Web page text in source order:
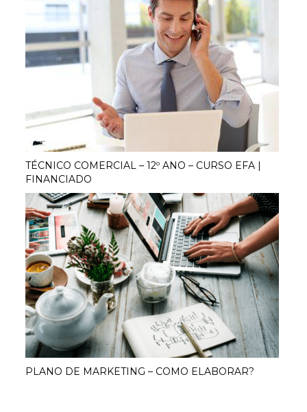
TÉCNICO COMERCIAL – 12º ANO – CURSO EFA |
FINANCIADO
PLANO DE MARKETING – COMO ELABORAR?